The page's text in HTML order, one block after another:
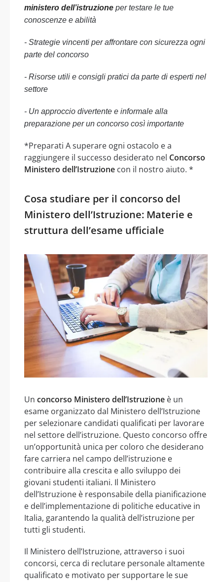
ministero dell’istruzione per testare le tue
conoscenze e abilità
- Strategie vincenti per affrontare con sicurezza ogni
parte del concorso
- Risorse utili e consigli pratici da parte di esperti nel
settore
- Un approccio divertente e informale alla
preparazione per un concorso così importante
*Preparati A superare ogni ostacolo e a
raggiungere il successo desiderato nel Concorso
Ministero dell’Istruzione con il nostro aiuto. *
Cosa studiare per il concorso del
Ministero dell’Istruzione: Materie e
struttura dell’esame ufficiale
Un concorso Ministero dell’Istruzione è un
esame organizzato dal Ministero dell’Istruzione
per selezionare candidati qualificati per lavorare
nel settore dell’istruzione. Questo concorso offre
un’opportunità unica per coloro che desiderano
fare carriera nel campo dell’istruzione e
contribuire alla crescita e allo sviluppo dei
giovani studenti italiani. Il Ministero
dell’Istruzione è responsabile della pianificazione
e dell’implementazione di politiche educative in
Italia, garantendo la qualità dell’istruzione per
tutti gli studenti.
Il Ministero dell’Istruzione, attraverso i suoi
concorsi, cerca di reclutare personale altamente
qualificato e motivato per supportare le sue